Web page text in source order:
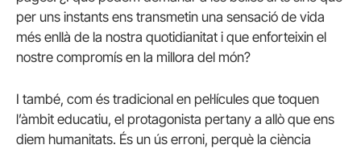
per uns instants ens transmetin una sensació de vida
més enllà de la nostra quotidianitat i que enforteixin el
nostre compromís en la millora del món?
I també, com és tradicional en pel·lícules que toquen
l’àmbit educatiu, el protagonista pertany a allò que ens
diem humanitats. És un ús erroni, perquè la ciència